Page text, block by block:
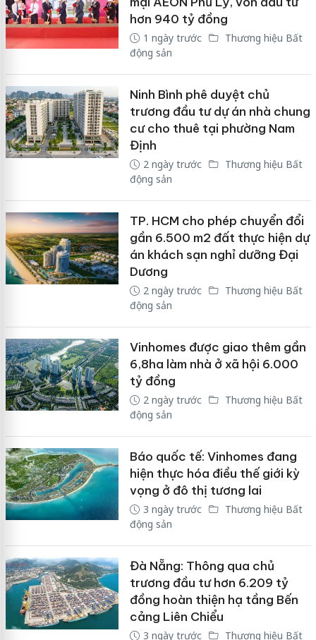
hơn 940 tỷ đồng
1 ngày trước
Thương hiệu Bất
động sản
Ninh Bình phê duyệt chủ
trương đầu tư dự án nhà chung
cư cho thuê tại phường Nam
Định
2 ngày trước
Thương hiệu Bất
động sản
TP. HCM cho phép chuyển đổi
gần 6.500 m2 đất thực hiện dự
án khách sạn nghỉ dưỡng Đại
Dương
2 ngày trước
Thương hiệu Bất
động sản
Vinhomes được giao thêm gần
6,8ha làm nhà ở xã hội 6.000
tỷ đồng
2 ngày trước
Thương hiệu Bất
động sản
Báo quốc tế: Vinhomes đang
hiện thực hóa điều thế giới kỳ
vọng ở đô thị tương lai
3 ngày trước
Thương hiệu Bất
động sản
Đà Nẵng: Thông qua chủ
trương đầu tư hơn 6.209 tỷ
đồng hoàn thiện hạ tầng Bến
cảng Liên Chiểu
3 ngày trước Thương hiệu Bất